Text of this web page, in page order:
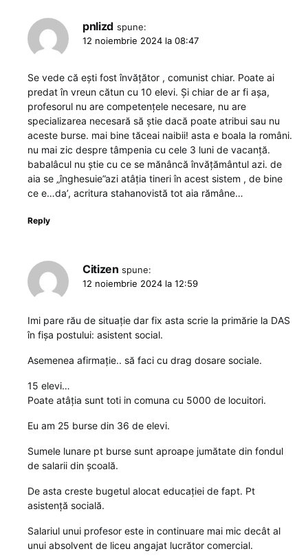
pnlizd spune:
12 noiembrie 2024 la 08:47
Se vede că ești fost învățător , comunist chiar. Poate ai
predat în vreun cătun cu 10 elevi. Și chiar de ar fi așa,
profesorul nu are competențele necesare, nu are
specializarea necesară să știe dacă poate atribui sau nu
aceste burse. mai bine tăceai naibii! asta e boala la români.
nu mai zic despre tâmpenia cu cele 3 luni de vacanță.
babalâcul nu știe cu ce se mănâncă învățământul azi. de
aia se „înghesuie”azi atâția tineri în acest sistem , de bine
ce e…da’, acritura stahanovistă tot aia rămâne…
Reply
Citizen spune:
12 noiembrie 2024 la 12:59
Imi pare rău de situație dar fix asta scrie la primărie la DAS
în fișa postului: asistent social.
Asemenea afirmație.. să faci cu drag dosare sociale.
15 elevi…
Poate atâția sunt toti in comuna cu 5000 de locuitori.
Eu am 25 burse din 36 de elevi.
Sumele lunare pt burse sunt aproape jumătate din fondul
de salarii din școală.
De asta creste bugetul alocat educației de fapt. Pt
asistență socială.
Salariul unui profesor este in continuare mai mic decât al
unui absolvent de liceu angajat lucrător comercial.